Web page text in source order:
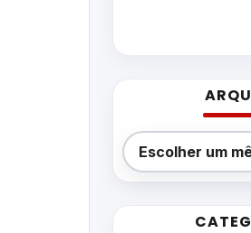
Arquivos
Escolher um